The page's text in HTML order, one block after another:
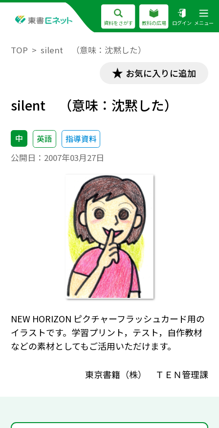
資料をさがす 教科の広場 ログイン メニュー
TOP silent （意味：沈黙した）
お気に入りに追加
silent （意味：沈黙した）
中 英語 指導資料
公開日： 2007年03月27日
NEW HORIZON ピクチャーフラッシュカード用の
イラストです。学習プリント，テスト，自作教材
などの素材としてもご活用いただけます。
東京書籍（株） ＴＥＮ管理課